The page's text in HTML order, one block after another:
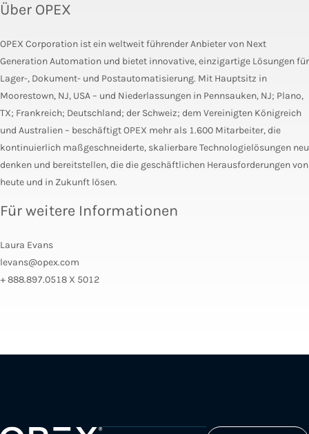
Über OPEX
OPEX Corporation ist ein weltweit führender Anbieter von Next
Generation Automation und bietet innovative, einzigartige Lösungen für
Lager-, Dokument- und Postautomatisierung. Mit Hauptsitz in
Moorestown, NJ, USA – und Niederlassungen in Pennsauken, NJ; Plano,
TX; Frankreich; Deutschland; der Schweiz; dem Vereinigten Königreich
und Australien – beschäftigt OPEX mehr als 1.600 Mitarbeiter, die
kontinuierlich maßgeschneiderte, skalierbare Technologielösungen neu
denken und bereitstellen, die die geschäftlichen Herausforderungen von
heute und in Zukunft lösen.
Für weitere Informationen
Laura Evans
levans@opex.com
+ 888.897.0518 X 5012